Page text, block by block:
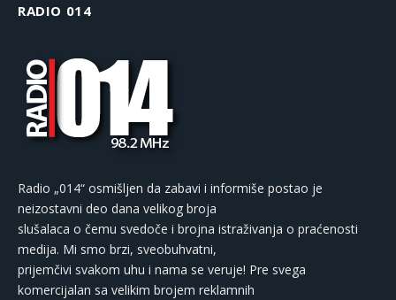
RADIO 014
Radio „014“ osmišljen da zabavi i informiše postao je
neizostavni deo dana velikog broja
slušalaca o čemu svedoče i brojna istraživanja o praćenosti
medija. Mi smo brzi, sveobuhvatni,
prijemčivi svakom uhu i nama se veruje! Pre svega
komercijalan sa velikim brojem reklamnih